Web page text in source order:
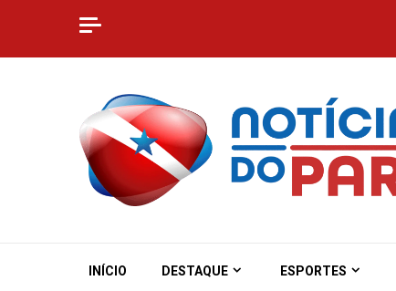
content
INÍCIO DESTAQUE ESPORTES